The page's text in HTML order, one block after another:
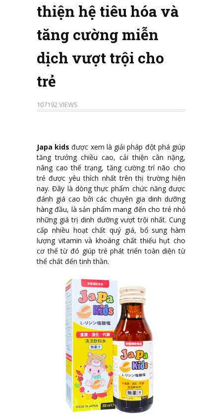
thiện hệ tiêu hóa và
tăng cường miễn
dịch vượt trội cho
trẻ
107192 VIEWS
Japa kids được xem là giải pháp đột phá giúp
tăng trưởng chiều cao, cải thiện cân nặng,
nâng cao thể trạng, tăng cường trí não cho
trẻ được yêu thích nhất trên thị trường hiện
nay. Đây là dòng thực phẩm chức năng được
đánh giá cao bởi các chuyên gia dinh dưỡng
hàng đầu, là sản phẩm mang đến cho trẻ nhỏ
những giá trị dinh dưỡng vượt trội nhất. Cung
cấp nhiều hoạt chất quý giá, bổ sung hàm
lượng vitamin và khoáng chất thiếu hụt cho
cơ thể từ đó giúp trẻ phát triển toàn diện từ
thể chất đến tinh thần.